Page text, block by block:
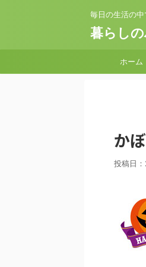
毎日の生活の中
暮らし
ホーム
か
投稿日：